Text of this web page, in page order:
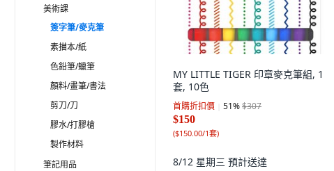
美術課
簽字筆/麥克筆
素描本/紙
色鉛筆/蠟筆
顏料/畫筆/書法
剪刀/刀
膠水/打膠槍
製作材料
筆記用品
MY LITTLE TIGER 印章麥克筆組, 1
套, 10色
首購折扣價 51%$307
$150
($150.00/1套)
8/12 星期三 預計送達